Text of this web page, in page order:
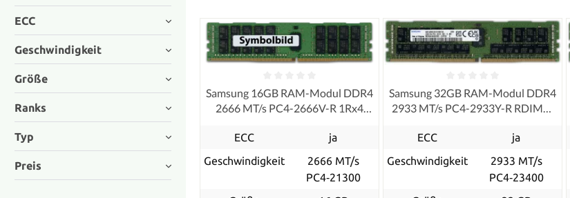
ECC
Geschwindigkeit
Größe
Ranks
Typ
Preis
Samsung 16GB RAM-Modul DDR4
2666 MT/s PC4-2666V-R 1Rx4
ECC
ja
Geschwindigkeit
2666 MT/s
PC4‑21300
Samsung 32GB RAM-Modul DDR4
2933 MT/s PC4-2933Y-R RDIMM
ECC
ja
Geschwindigkeit
2933 MT/s
PC4‑23400